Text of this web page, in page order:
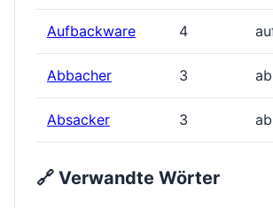
Aufbackware 4
Abbacher 3
Absacker 3
🔗 Verwandte Wörter